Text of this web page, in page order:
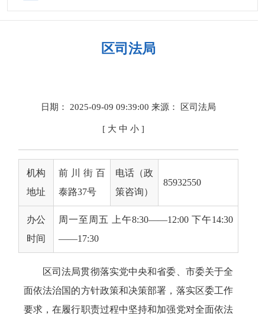
区司法局
日期： 2025-09-09 09:39:00 来源： 区司法局
[ 大 中 小]
机构
地址
前川街百
泰路37号
电话（政
策咨询）
85932550
办公
时间
周一至周五 上午8:30——12:00 下午14:30
——17:30
区司法局贯彻落实党中央和省委、市委关于全
面依法治国的方针政策和决策部署，落实区委工作
要求，在履行职责过程中坚持和加强党对全面依法